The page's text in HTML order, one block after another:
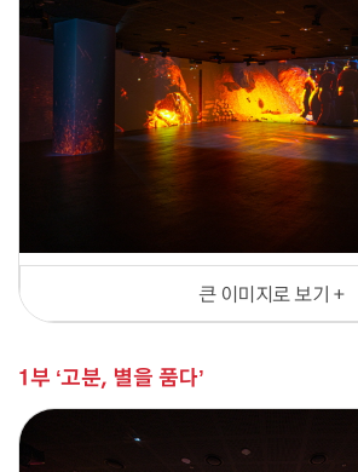
큰 이미지로 보기 +
1부 ‘고분, 별을 품다’